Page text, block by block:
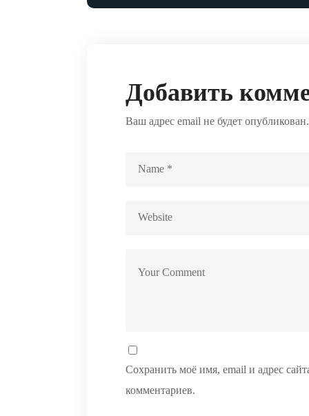
Добавить
Ваш адрес email не будет опубликован.
Сохранить моё имя, email и адрес
комментариев.